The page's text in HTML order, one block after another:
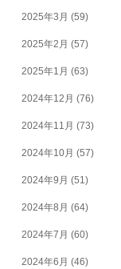
2025年3月 (59)
2025年2月 (57)
2025年1月 (63)
2024年12月 (76)
2024年11月 (73)
2024年10月 (57)
2024年9月 (51)
2024年8月 (64)
2024年7月 (60)
2024年6月 (46)